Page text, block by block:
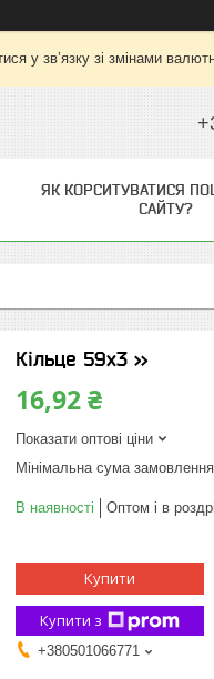
у зв’язку зі змінами
ЯК КОРСИТУВАТИСЯ
САЙТУ?
Кільце 59х3 >>
16,92 ₴
Показати оптові ціни
Мінімальна сума
В наявності Оптом і в
Купити
Купити з
+380501066771